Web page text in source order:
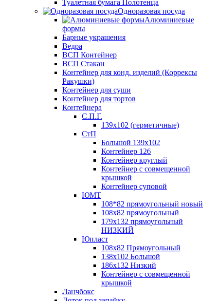
Туалетная бумага Полотенца
Одноразовая посуда
Алюминиевые
формы
Барные украшения
Ведра
ВСП Контейнер
ВСП Стакан
Контейнер для конд. изделий (Коррексы
Ракушки)
Контейнер для суши
Контейнер для тортов
Контейнера
С.П.Г.
139х102 (герметичные)
СтП
Большой 139х102
Контейнер 126
Контейнер круглый
Контейнер с совмещенной
крышкой
Контейнер суповой
ЮМТ
108*82 прямоугольный новый
108х82 прямоугольный
179х132 прямоугольный
НИЗКИЙ
Юпласт
108х82 Прямоугольный
138х102 Большой
186х132 Низкий
Контейнер с совмещенной
крышкой
Ланчбокс